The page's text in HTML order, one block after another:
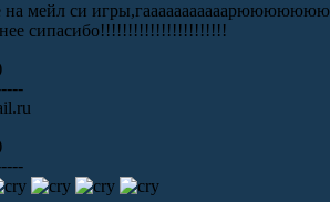
на мейл си
сипасибо!!!!!!!!!!!!!!!!!!!!!!!